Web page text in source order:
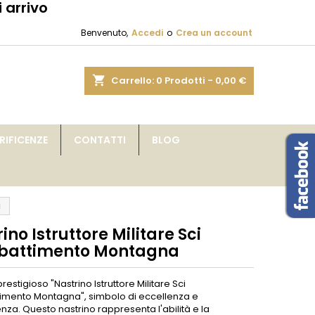
arrivo
Benvenuto, Accedi o Crea un account
shopping_cart Carrello: 0 Prodotti - 0,00 €
CONTATTI BLOG
Istruttore Militare Sci
Montagna
"Nastrino Istruttore Militare Sci
Montagna", simbolo di eccellenza e
Questo nastrino rappresenta l'abilità e la